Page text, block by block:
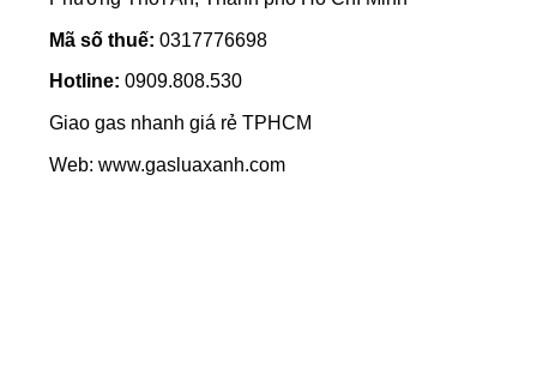
Mã số thuế: 0317776698
Hotline: 0909.808.530
Giao gas nhanh giá rẻ TPHCM
Web: www.gasluaxanh.com